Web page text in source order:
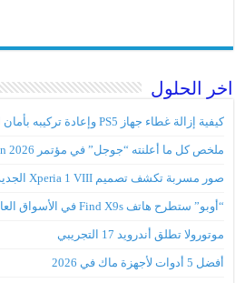
اخر الحلول
كيفية إزالة غطاء جهاز PS5 وإعادة تركيبه بأمان للتنظيف والتحديثات
ملخص كل ما أعلنته “جوجل” في مؤتمر Android Show I/O Edition 2026
صور مسربة تكشف تصميم Xperia 1 VIII الجديد
“أوبو” ستطرح هاتف Find X9s في الأسواق العالمية
موتورولا تطلق أندرويد 17 التجريبي
أفضل 5 أدوات لأجهزة ماك في 2026